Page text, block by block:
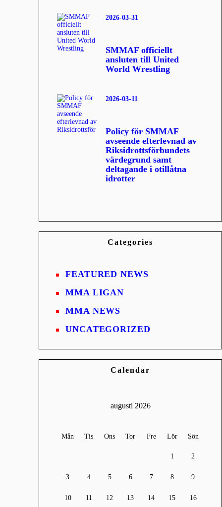
SMMAF officiellt
ansluten till United
World Wrestling
2026-03-31
Policy för SMMAF
avseende efterlevnad av
Riksidrottsförbundets
värdegrund samt
deltagande i otillåtna
idrotter
2026-03-11
Categories
FEATURED NEWS
MMA LIGAN
MMA NEWS
UNCATEGORIZED
Calendar
augusti 2026
Mån Tis Ons Tor Fre Lör Sön
1 2
3 4 5 6 7 8 9
10 11 12 13 14 15 16